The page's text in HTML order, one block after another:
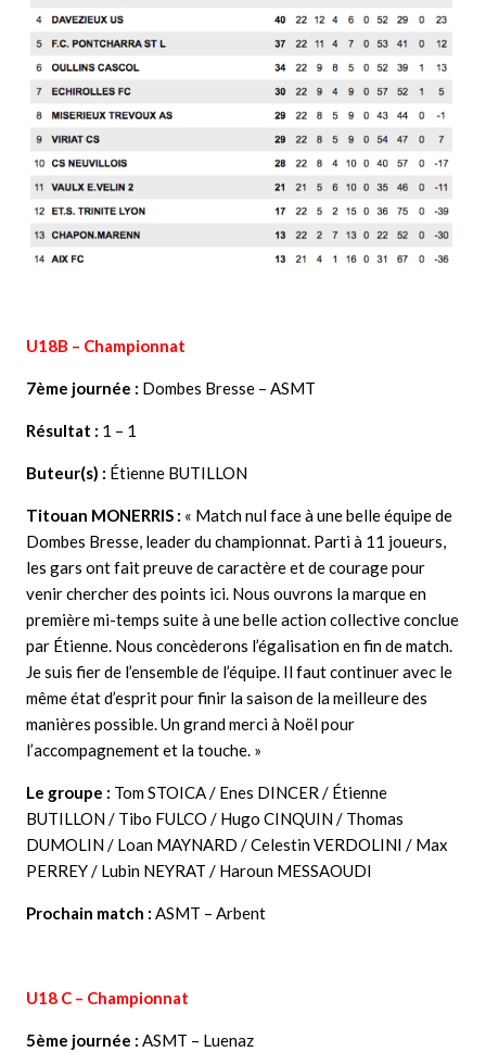
U18B – Championnat
7ème journée : Dombes Bresse – ASMT
Résultat : 1 – 1
Buteur(s) : Étienne BUTILLON
Titouan MONERRIS : « Match nul face à une belle équipe de
Dombes Bresse, leader du championnat. Parti à 11 joueurs,
les gars ont fait preuve de caractère et de courage pour
venir chercher des points ici. Nous ouvrons la marque en
première mi-temps suite à une belle action collective conclue
par Étienne. Nous concèderons l’égalisation en fin de match.
Je suis fier de l’ensemble de l’équipe. Il faut continuer avec le
même état d’esprit pour finir la saison de la meilleure des
manières possible. Un grand merci à Noël pour
l’accompagnement et la touche. »
Le groupe : Tom STOICA / Enes DINCER / Étienne
BUTILLON / Tibo FULCO / Hugo CINQUIN / Thomas
DUMOLIN / Loan MAYNARD / Celestin VERDOLINI / Max
PERREY / Lubin NEYRAT / Haroun MESSAOUDI
Prochain match : ASMT – Arbent
U18 C – Championnat
5ème journée : ASMT – Luenaz